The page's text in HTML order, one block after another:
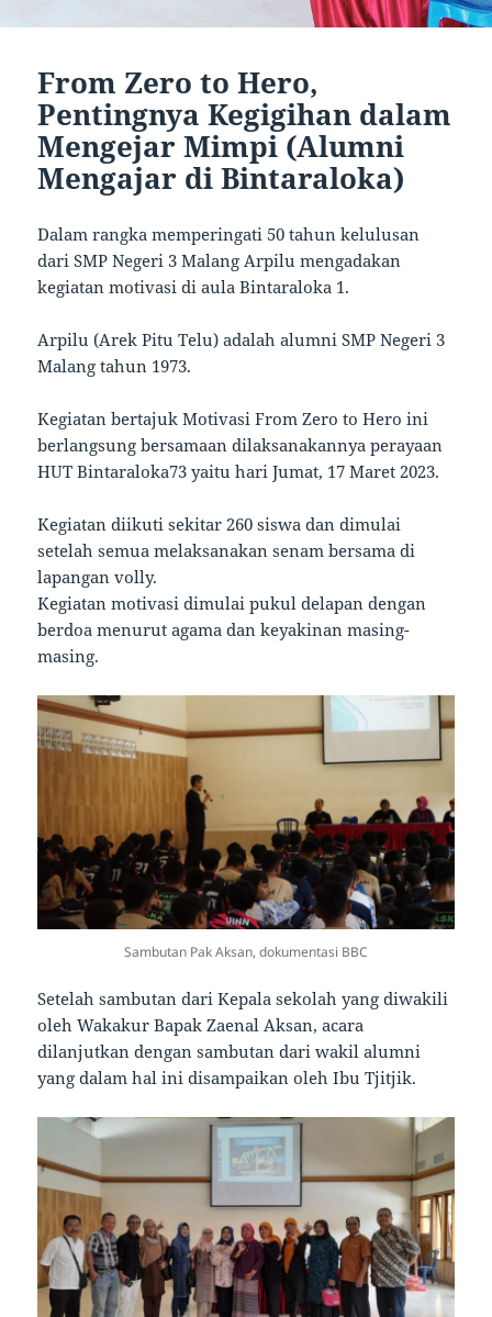
From Zero to Hero,
Pentingnya Kegigihan dalam
Mengejar Mimpi (Alumni
Mengajar di Bintaraloka)
Dalam rangka memperingati 50 tahun kelulusan
dari SMP Negeri 3 Malang Arpilu mengadakan
kegiatan motivasi di aula Bintaraloka 1.
Arpilu (Arek Pitu Telu) adalah alumni SMP Negeri 3
Malang tahun 1973.
Kegiatan bertajuk Motivasi From Zero to Hero ini
berlangsung bersamaan dilaksanakannya perayaan
HUT Bintaraloka73 yaitu hari Jumat, 17 Maret 2023.
Kegiatan diikuti sekitar 260 siswa dan dimulai
setelah semua melaksanakan senam bersama di
lapangan volly.
Kegiatan motivasi dimulai pukul delapan dengan
berdoa menurut agama dan keyakinan masing-
masing.
Sambutan Pak Aksan, dokumentasi BBC
Setelah sambutan dari Kepala sekolah yang diwakili
oleh Wakakur Bapak Zaenal Aksan, acara
dilanjutkan dengan sambutan dari wakil alumni
yang dalam hal ini disampaikan oleh Ibu Tjitjik.